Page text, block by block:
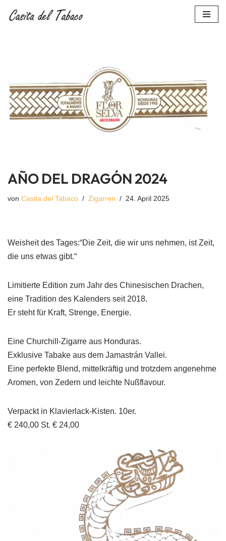
AÑO DEL DRAGÓN 2024
von Casita del Tabaco Zigarren 24. April 2025
Weisheit des Tages:“Die Zeit, die wir uns nehmen, ist Zeit,
die uns etwas gibt.“
Limitierte Edition zum Jahr des Chinesischen Drachen,
eine Tradition des Kalenders seit 2018.
Er steht für Kraft, Strenge, Energie.
Eine Churchill-Zigarre aus Honduras.
Exklusive Tabake aus dem Jamastrán Vallei.
Eine perfekte Blend, mittelkräftig und trotzdem angenehme
Aromen, von Zedern und leichte Nußflavour.
Verpackt in Klavierlack-Kisten. 10er.
€ 240,00 St. € 24,00